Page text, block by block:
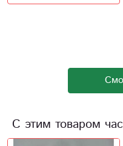
С этим товаром